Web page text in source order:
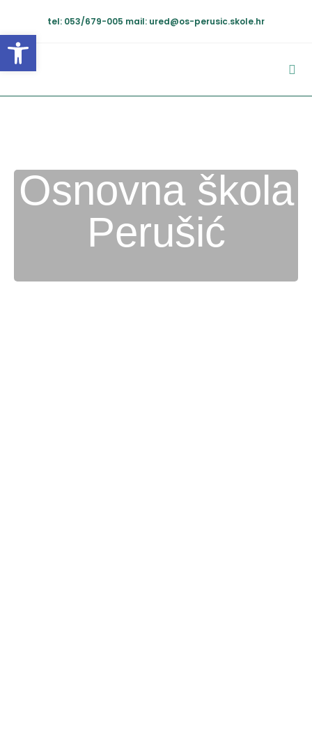
Open toolbar
tel: 053/679-005 mail: ured@os-perusic.skole.hr
Osnovna škola
Perušić